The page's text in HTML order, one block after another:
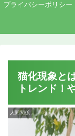
プライバシーポリシー
猫化現象と
トレンド！
人間関係